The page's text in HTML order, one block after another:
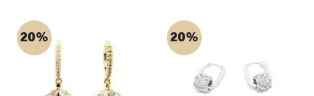
20% 20%